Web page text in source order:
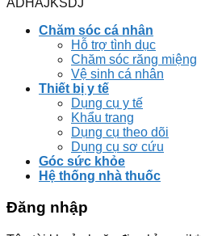
ÁDHAJKSDJ
Chăm sóc cá nhân
Hỗ trợ tình dục
Chăm sóc răng miệng
Vệ sinh cá nhân
Thiết bị y tế
Dụng cụ y tế
Khẩu trang
Dụng cụ theo dõi
Dụng cụ sơ cứu
Góc sức khỏe
Hệ thống nhà thuốc
Đăng nhập